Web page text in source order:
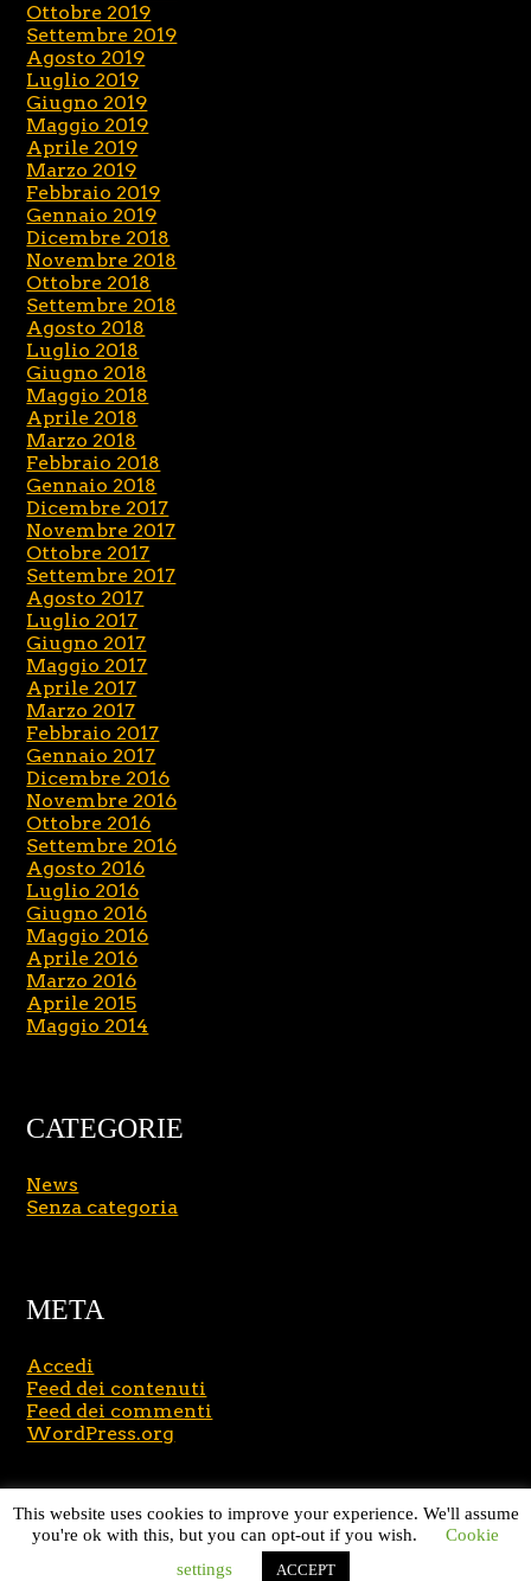
Ottobre 2019
Settembre 2019
Agosto 2019
Luglio 2019
Giugno 2019
Maggio 2019
Aprile 2019
Marzo 2019
Febbraio 2019
Gennaio 2019
Dicembre 2018
Novembre 2018
Ottobre 2018
Settembre 2018
Agosto 2018
Luglio 2018
Giugno 2018
Maggio 2018
Aprile 2018
Marzo 2018
Febbraio 2018
Gennaio 2018
Dicembre 2017
Novembre 2017
Ottobre 2017
Settembre 2017
Agosto 2017
Luglio 2017
Giugno 2017
Maggio 2017
Aprile 2017
Marzo 2017
Febbraio 2017
Gennaio 2017
Dicembre 2016
Novembre 2016
Ottobre 2016
Settembre 2016
Agosto 2016
Luglio 2016
Giugno 2016
Maggio 2016
Aprile 2016
Marzo 2016
Aprile 2015
Maggio 2014
CATEGORIE
News
Senza categoria
META
Accedi
Feed dei contenuti
Feed dei commenti
WordPress.org
Copyright © 2026 Massimo Brusasco
. All Rights
Reserved.Journal Lite by Slocum Studio
This website uses cookies to improve your experience. We'll assume
you're ok with this, but you can opt-out if you wish.
Cookie
settings
ACCEPT